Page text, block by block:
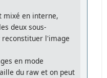
mixé en interne,
deux sous-
l'image
en mode
du raw et on peut